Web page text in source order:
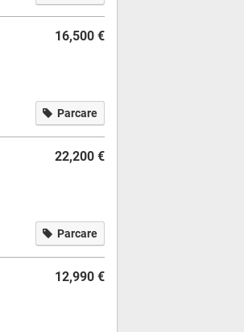
16,500 €
Parcare
22,200 €
Parcare
12,990 €